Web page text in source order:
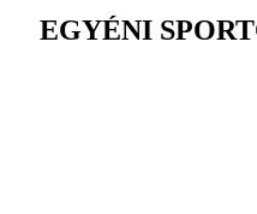
EGYÉNI